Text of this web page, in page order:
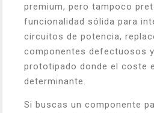
premium, pero tampoco
funcionalidad sólida para
circuitos de potencia,
componentes defectuosos
prototipado donde el coste
determinante.
Si buscas un componente